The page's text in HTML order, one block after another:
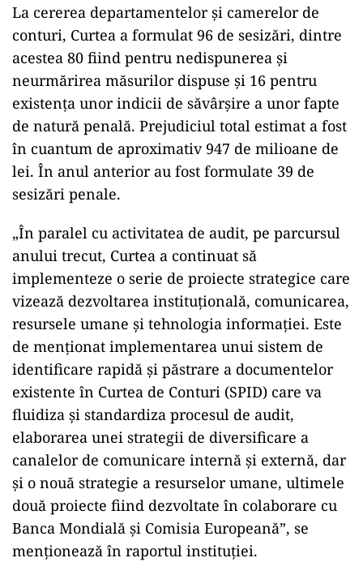
La cererea departamentelor şi camerelor de
conturi, Curtea a formulat 96 de sesizări, dintre
acestea 80 fiind pentru nedispunerea şi
neurmărirea măsurilor dispuse şi 16 pentru
existenţa unor indicii de săvârşire a unor fapte
de natură penală. Prejudiciul total estimat a fost
în cuantum de aproximativ 947 de milioane de
lei. În anul anterior au fost formulate 39 de
sesizări penale.
„În paralel cu activitatea de audit, pe parcursul
anului trecut, Curtea a continuat să
implementeze o serie de proiecte strategice care
vizează dezvoltarea instituţională, comunicarea,
resursele umane şi tehnologia informaţiei. Este
de menţionat implementarea unui sistem de
identificare rapidă şi păstrare a documentelor
existente în Curtea de Conturi (SPID) care va
fluidiza şi standardiza procesul de audit,
elaborarea unei strategii de diversificare a
canalelor de comunicare internă şi externă, dar
şi o nouă strategie a resurselor umane, ultimele
două proiecte fiind dezvoltate în colaborare cu
Banca Mondială şi Comisia Europeană”, se
menţionează în raportul instituţiei.